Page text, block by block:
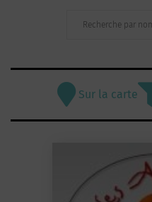
Sur la carte